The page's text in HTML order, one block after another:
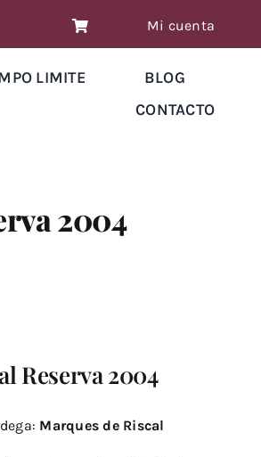
Mi cuenta
LIMITE
BLOG
CONTACTO
2004
Reserva 2004
Marques de Riscal